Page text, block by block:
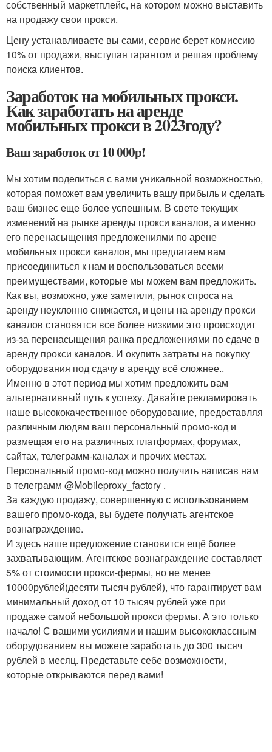
собственный маркетплейс, на котором можно выставить
на продажу свои прокси.
Цену устанавливаете вы сами, сервис берет комиссию
10% от продажи, выступая гарантом и решая проблему
поиска клиентов.
Заработок на мобильных прокси.
Как заработать на аренде
мобильных прокси в 2023году?
Ваш заработок от 10 000р!
Мы хотим поделиться с вами уникальной возможностью,
которая поможет вам увеличить вашу прибыль и сделать
ваш бизнес еще более успешным. В свете текущих
изменений на рынке аренды прокси каналов, а именно
его перенасыщения предложениями по арене
мобильных прокси каналов, мы предлагаем вам
присоединиться к нам и воспользоваться всеми
преимуществами, которые мы можем вам предложить.
Как вы, возможно, уже заметили, рынок спроса на
аренду неуклонно снижается, и цены на аренду прокси
каналов становятся все более низкими это происходит
из-за перенасыщения ранка предложениями по сдаче в
аренду прокси каналов. И окупить затраты на покупку
оборудования под сдачу в аренду всё сложнее..
Именно в этот период мы хотим предложить вам
альтернативный путь к успеху. Давайте рекламировать
наше высококачественное оборудование, предоставляя
различным людям ваш персональный промо-код и
размещая его на различных платформах, форумах,
сайтах, телеграмм-каналах и прочих местах.
Персональный промо-код можно получить написав нам
в телеграмм @Mobileproxy_factory .
За каждую продажу, совершенную с использованием
вашего промо-кода, вы будете получать агентское
вознаграждение.
И здесь наше предложение становится ещё более
захватывающим. Агентское вознаграждение составляет
5% от стоимости прокси-фермы, но не менее
10000рублей(десяти тысяч рублей), что гарантирует вам
минимальный доход от 10 тысяч рублей уже при
продаже самой небольшой прокси фермы. А это только
начало! С вашими усилиями и нашим высококлассным
оборудованием вы можете заработать до 300 тысяч
рублей в месяц. Представьте себе возможности,
которые открываются перед вами!